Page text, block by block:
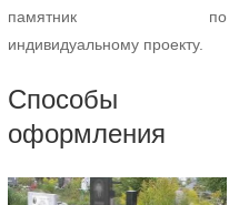
памятник по
индивидуальному проекту.
Способы
оформления